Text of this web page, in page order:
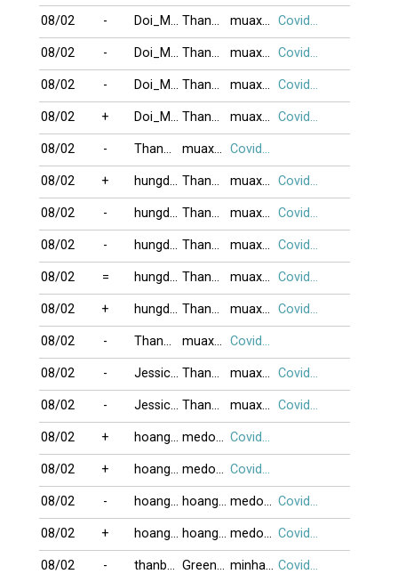
08/02 - Doi_Mong ThanThuaBai muaxuan08 Covid19
08/02 - Doi_Mong ThanThuaBai muaxuan08 Covid19
08/02 - Doi_Mong ThanThuaBai muaxuan08 Covid19
08/02 + Doi_Mong ThanThuaBai muaxuan08 Covid19
08/02 - ThanThuaBai muaxuan08 Covid19
08/02 + hungdallas62 ThanThuaBai muaxuan08 Covid19
08/02 - hungdallas62 ThanThuaBai muaxuan08 Covid19
08/02 - hungdallas62 ThanThuaBai muaxuan08 Covid19
08/02 = hungdallas62 ThanThuaBai muaxuan08 Covid19
08/02 + hungdallas62 ThanThuaBai muaxuan08 Covid19
08/02 - ThanThuaBai muaxuan08 Covid19
08/02 - Jessica_007 ThanThuaBai muaxuan08 Covid19
08/02 - Jessica_007 ThanThuaBai muaxuan08 Covid19
08/02 + hoangkim medomino Covid19
08/02 + hoangkim medomino Covid19
08/02 - hoangkim hoangthanh medomino Covid19
08/02 + hoangkim hoangthanh medomino Covid19
08/02 - thanbaiso1 Greenonion minhanh Covid19